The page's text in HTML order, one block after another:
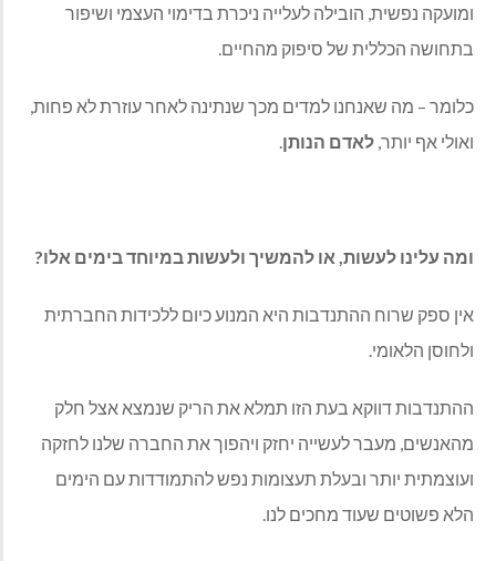
ומועקה נפשית, הובילה לעלייה ניכרת בדימוי העצמי ושיפור
בתחושה הכללית של סיפוק מהחיים.
כלומר – מה שאנחנו למדים מכך שנתינה לאחר עוזרת לא פחות,
ואולי אף יותר, לאדם הנותן.
ומה עלינו לעשות, או להמשיך ולעשות במיוחד בימים אלו?
אין ספק שרוח ההתנדבות היא המנוע כיום ללכידות החברתית
ולחוסן הלאומי.
ההתנדבות דווקא בעת הזו תמלא את הריק שנמצא אצל חלק
מהאנשים, מעבר לעשייה יחזק ויהפוך את החברה שלנו לחזקה
ועוצמתית יותר ובעלת תעצומות נפש להתמודדות עם הימים
הלא פשוטים שעוד מחכים לנו.